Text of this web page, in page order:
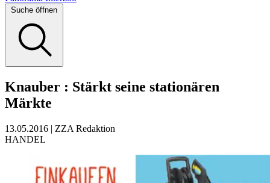
Suche öffnen
Knauber : Stärkt seine stationären
Märkte
13.05.2016 | ZZA Redaktion
HANDEL